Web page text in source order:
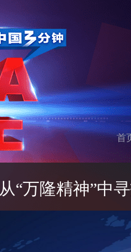
首
“万隆精神”中